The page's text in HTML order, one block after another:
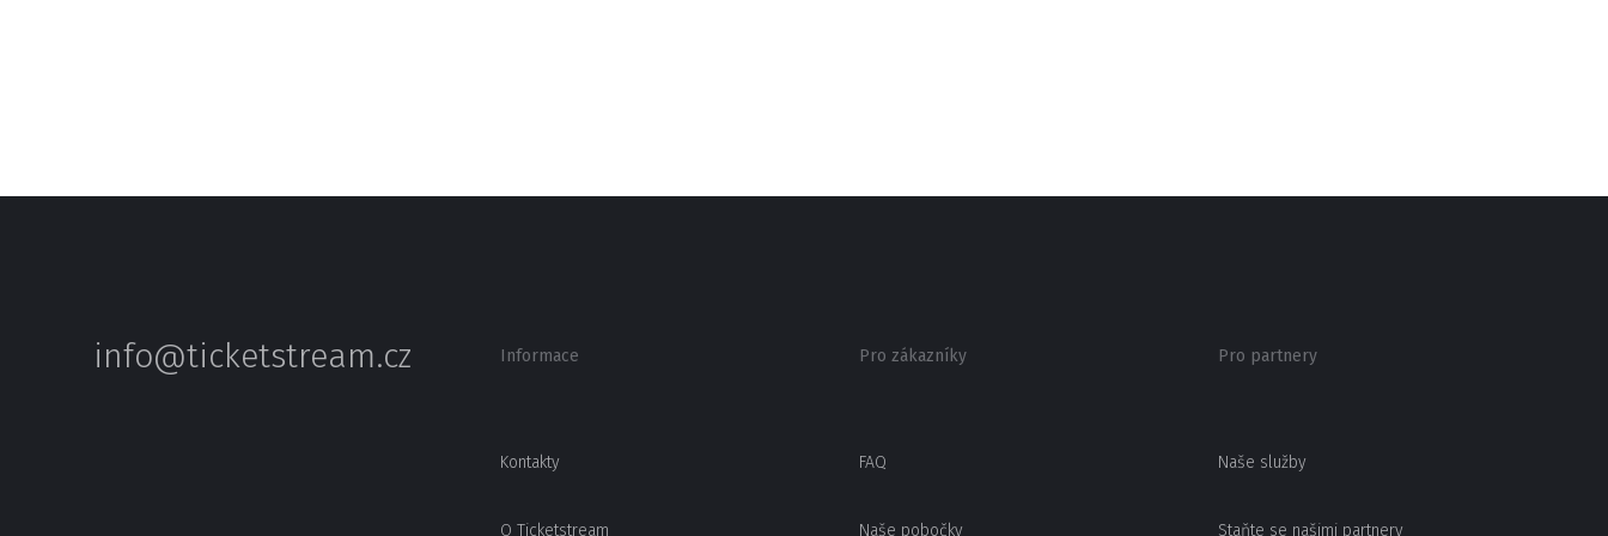
info@ticketstream.cz Informace
Kontakty
O Ticketstream
Pro zákazníky
FAQ
Naše pobočky
Pro partnery
Naše služby
Staňte se našimi partnery